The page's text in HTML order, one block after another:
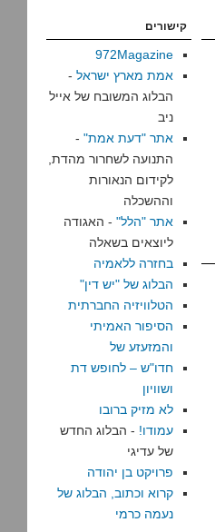
קישורים
972Magazine
אמת מארץ ישראל -
הבלוג המשובח של אייל
ניב
אתר "דעת אמת" -
התנועה לשחרור מהדת,
לקידום הנאורות
וההשכלה
אתר "הלל" - האגודה
ליוצאים בשאלה
בחזרה ללאמיה
הבלוג של "יש דין"
הטלוויזיה החברתית
הסיפור האמיתי
והמזעזע של
חדו"ש – לחופש דת
ושוויון
לא מזיק ברובו
עמודו! - הבלוג החדש
של עדיגי
פרויקט בן יהודה
קרוא וכתוב, הבלוג של
נעמה כרמי